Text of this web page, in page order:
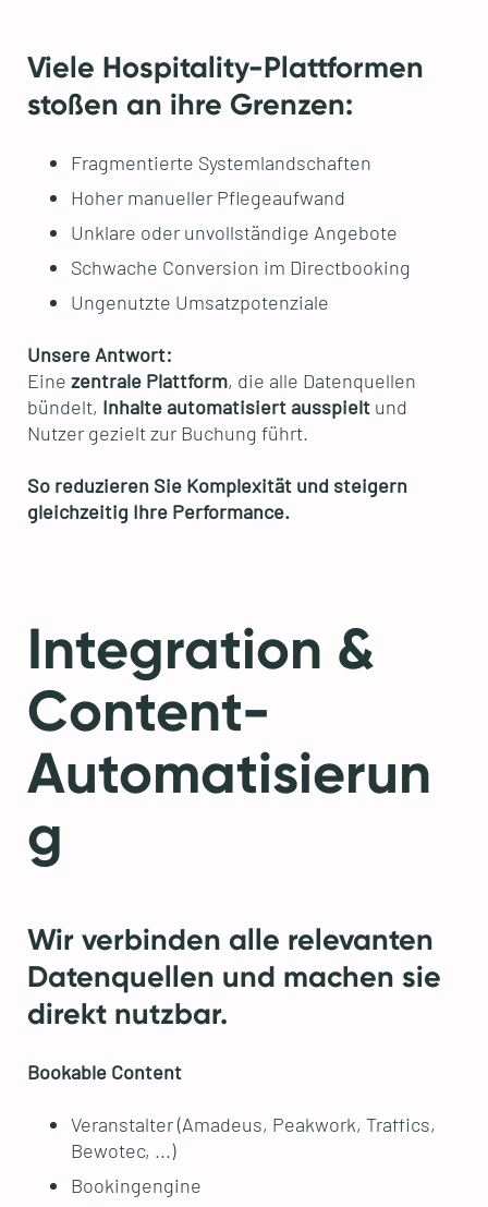
Viele Hospitality-Plattformen
stoßen an ihre Grenzen:
Fragmentierte Systemlandschaften
Hoher manueller Pflegeaufwand
Unklare oder unvollständige Angebote
Schwache Conversion im Directbooking
Ungenutzte Umsatzpotenziale
Unsere Antwort:
Eine zentrale Plattform, die alle Datenquellen
bündelt, Inhalte automatisiert ausspieltund
Nutzer gezielt zur Buchung führt.
So reduzieren Sie Komplexität und steigern
gleichzeitig Ihre Performance.
Integration &
Content-
Automatisierun
g
Wir verbinden alle relevanten
Datenquellen und machen sie
direkt nutzbar.
Bookable Content
Veranstalter (Amadeus, Peakwork, Traffics,
Bewotec, ...)
Bookingengine